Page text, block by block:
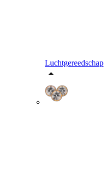
Luchtgereedschap